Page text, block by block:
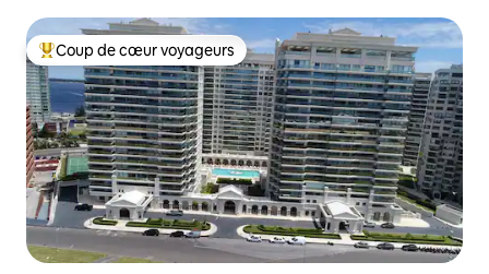
Coups de cœur voyageurs les plus appréciés
Coup de cœur voyageurs